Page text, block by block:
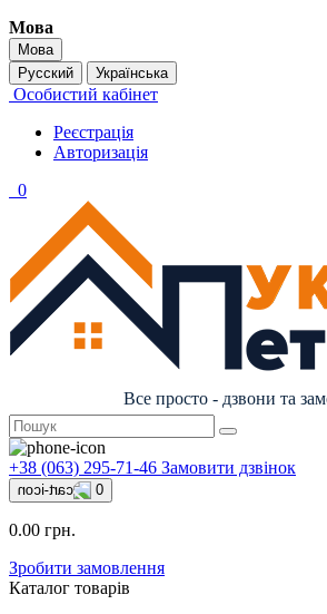
Мова
Мова
Русский
Українська
Особистий кабінет
Реєстрація
Авторизація
0
Все просто - дзвони та
+38 (063) 295-71-46 Замовити дзвінок
0
0.00 грн.
Зробити замовлення
Каталог товарів